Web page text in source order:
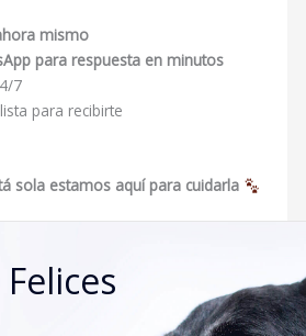
mismo
para respuesta en minutos
7
para recibirte
sola estamos aquí para cuidarla